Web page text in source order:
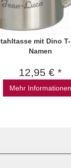
mit Dino
Namen
12,95 € *
Mehr Informationen